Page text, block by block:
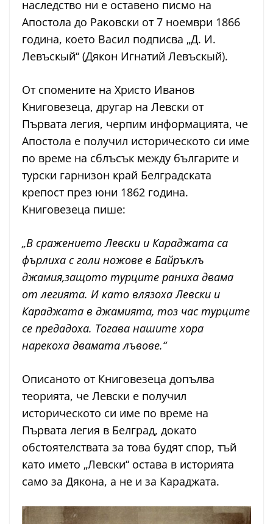
наследство ни е оставено писмо на
Апостола до Раковски от 7 ноември 1866
година, което Васил подписва „Д. И.
Левъскый“ (Дякон Игнатий Левъскый).
От спомените на Христо Иванов
Книговезеца, другар на Левски от
Първата легия, черпим информацията, че
Апостола е получил историческото си име
по време на сблъсък между българите и
турски гарнизон край Белградската
крепост през юни 1862 година.
Книговезеца пише:
„В сражението Левски и Караджата са
фърлиха с голи ножове в Байръклъ
джамия,защото турците раниха двама
от легията. И като влязоха Левски и
Караджата в джамията, тоз час турците
се предадоха. Тогава нашите хора
нарекоха двамата лъвове.“
Описаното от Книговезеца допълва
теорията, че Левски е получил
историческото си име по време на
Първата легия в Белград, докато
обстоятелствата за това будят спор, тъй
като името „Левски“ остава в историята
само за Дякона, а не и за Караджата.